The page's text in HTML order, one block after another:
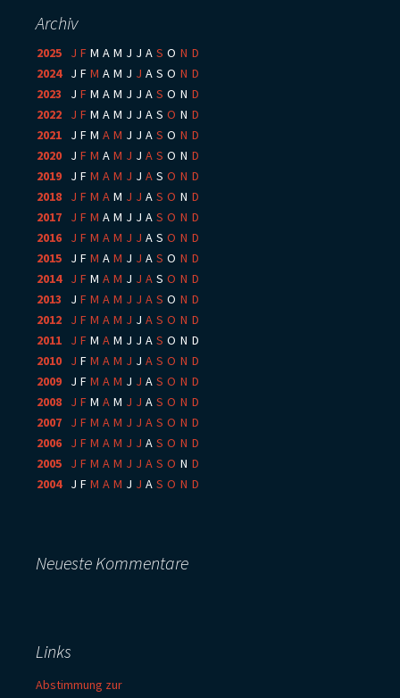
Archiv
2025 J F M A M J J A S O N D
2024: J F M A M J J A S O N D
2023
J F M A M J J A S O N D
2022
J F M A M J J A S O N D
2021
J F M A M J J A S O N D
2020
J F M A M J J A S O N D
2019
J F M A M J J A S O N D
2018
J F M A M J J A S O N D
2017
J F M A M J J A S O N D
2016
J F M A M J J A S O N D
2015
J F M A M J J A S O N D
2014: J F M A M J J A S O N D
2013
J F M A M J J A S O N D
2012
J F M A M J J A S O N D
2011
J F M A M J J A S O N D
2010
J F M A M J J A S O N D
2009
J F M A M J J A S O N D
2008
J F M A M J J A S O N D
2007
J F M A M J J A S O N D
2006
J F M A M J J A S O N D
2005
J F M A M J J A S O N D
2004: J F M A M J J A S O N D
Neueste Kommentare
Links
Abstimmung zur